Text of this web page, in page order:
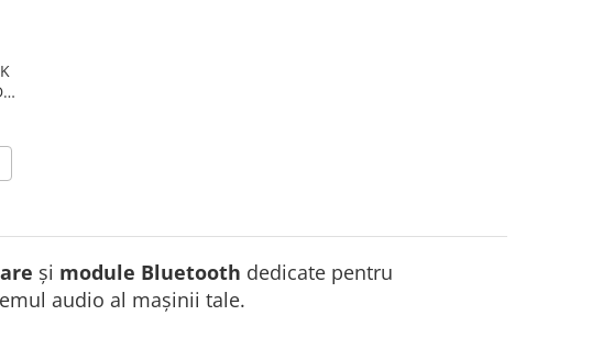
și module Bluetooth dedicate pentru
audio al mașinii tale.